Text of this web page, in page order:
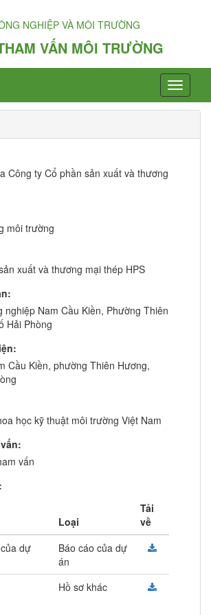
NGHIỆP VÀ MÔI TRƯỜNG
VẤN MÔI TRƯỜNG
Công ty Cổ phần sản xuất và thương
môi trường
xuất và thương mại thép HPS
nghiệp Nam Cầu Kiền, Phường Thiên
Hải Phòng
Cầu Kiền, phường Thiên Hương,
học kỹ thuật môi trường Việt Nam
vấn
Loại
Tải
về
dự
Báo cáo của dự
án
Hồ sơ khác